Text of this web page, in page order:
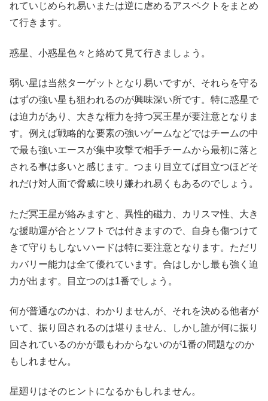
れていじめられ易いまたは逆に虐めるアスペクトをまとめ
て行きます。
惑星、小惑星色々と絡めて見て行きましょう。
弱い星は当然ターゲットとなり易いですが、それらを守る
はずの強い星も狙われるのが興味深い所です。特に惑星で
は迫力があり、大きな権力を持つ冥王星が要注意となりま
す。例えば戦略的な要素の強いゲームなどではチームの中
で最も強いエースが集中攻撃で相手チームから最初に落と
される事は多いと感じます。つまり目立てば目立つほどそ
れだけ対人面で脅威に映り嫌われ易くもあるのでしょう。
ただ冥王星が絡みますと、異性的磁力、カリスマ性、大き
な援助運が合とソフトでは付きますので、自身も傷つけて
きて守りもしないハードは特に要注意となります。ただリ
カバリー能力は全て優れています。合はしかし最も強く迫
力が出ます。目立つのは1番でしょう。
何が普通なのかは、わかりませんが、それを決める他者が
いて、振り回されるのは堪りません、しかし誰が何に振り
回されているのかが最もわからないのが1番の問題なのか
もしれません。
星廻りはそのヒントになるかもしれません。